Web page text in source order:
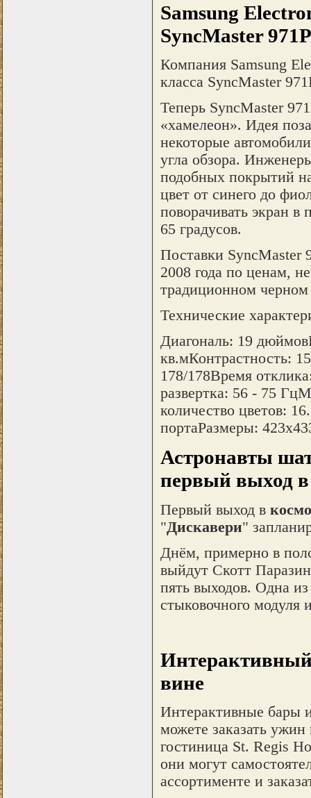
Samsung
SyncMaster 971P
Компания Samsung
класса SyncMaster
Теперь SyncMaster
«хамелеон». Идея
некоторые
угла обзора.
подобных покрытий
цвет от синего до
поворачивать экран
65 градусов.
Поставки SyncMaster
2008 года по ценам,
традиционном
Технические
Диагональ: 19
кв.мКонтрастность:
178/178Время
развертка: 56 - 75
количество цветов:
портаРазмеры:
Астронавты
первый выход
Первый выход в
"Дискавери"
Днём, примерно в
выйдут Скотт
пять выходов. Одна
стыковочного модуля
вине
Интерактивные бары
можете заказать
гостиница St. Regis
они могут
ассортименте и